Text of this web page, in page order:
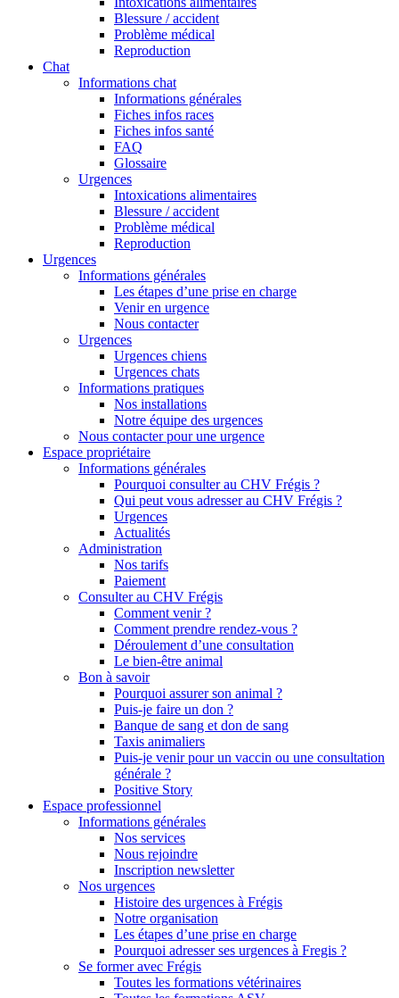
Blessure / accident
Problème médical
Reproduction
Chat
Informations chat
Informations générales
Fiches infos races
Fiches infos santé
FAQ
Glossaire
Urgences
Intoxications alimentaires
Blessure / accident
Problème médical
Reproduction
Urgences
Informations générales
Les étapes d’une prise en charge
Venir en urgence
Nous contacter
Urgences
Urgences chiens
Urgences chats
Informations pratiques
Nos installations
Notre équipe des urgences
Nous contacter pour une urgence
Espace propriétaire
Informations générales
Pourquoi consulter au CHV Frégis ?
Qui peut vous adresser au CHV Frégis ?
Urgences
Actualités
Administration
Nos tarifs
Paiement
Consulter au CHV Frégis
Comment venir ?
Comment prendre rendez-vous ?
Déroulement d’une consultation
Le bien-être animal
Bon à savoir
Pourquoi assurer son animal ?
Puis-je faire un don ?
Banque de sang et don de sang
Taxis animaliers
Puis-je venir pour un vaccin ou une consultation
générale ?
Positive Story
Espace professionnel
Informations générales
Nos services
Nous rejoindre
Inscription newsletter
Nos urgences
Histoire des urgences à Frégis
Notre organisation
Les étapes d’une prise en charge
Pourquoi adresser ses urgences à Fregis ?
Se former avec Frégis
Toutes les formations vétérinaires